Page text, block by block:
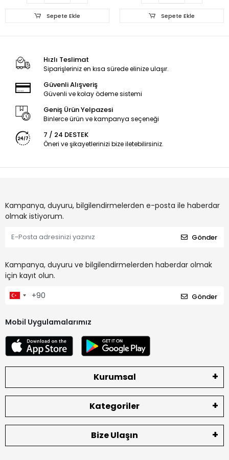
Sepete Ekle Sepete Ekle
Hızlı Teslimat
Siparişleriniz en kısa sürede elinize ulaşır.
Güvenli Alışveriş
Güvenli ve kolay ödeme sistemi
Geniş Ürün Yelpazesi
Binlerce ürün ve kampanya seçeneği
7 / 24 DESTEK
Öneri ve şikayetlerinizi bize iletebilirsiniz.
Kampanya, duyuru, bilgilendirmelerden e-posta ile haberdar
olmak istiyorum.
Gönder
Kampanya, duyuru ve bilgilendirmelerden haberdar olmak
için kayıt olun.
Gönder
Mobil Uygulamalarımız
Kurumsal
Kategoriler
Bize Ulaşın